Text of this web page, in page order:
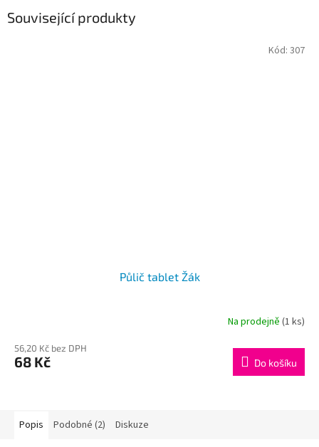
Související produkty
Půlič tablet Žák
Na prodejně (1 ks)
56,20 Kč bez DPH
68 Kč Do košíku
Kód: 307
Popis Podobné (2) Diskuze